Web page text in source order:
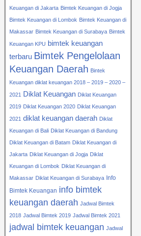
Keuangan di Jakarta Bimtek Keuangan di Jogja
Bimtek Keuangan di Lombok Bimtek Keuangan di
Makassar Bimtek Keuangan di Surabaya Bimtek
Keuangan KPU bimtek keuangan
terbaru Bimtek Pengelolaan
Keuangan Daerah Bintek
Keuangan diklat keuangan 2018 – 2019 – 2020 –
2021 Diklat Keuangan Diklat Keuangan
2019 Diklat Keuangan 2020 Diklat Keuangan
2021 diklat keuangan daerah Diklat
Keuangan di Bali Diklat Keuangan di Bandung
Diklat Keuangan di Batam Diklat Keuangan di
Jakarta Diklat Keuangan di Jogja Diklat
Keuangan di Lombok Diklat Keuangan di
Makassar Diklat Keuangan di Surabaya Info
Bimtek Keuangan info bimtek
keuangan daerah Jadwal Bimtek
2018 Jadwal Bimtek 2019 Jadwal Bimtek 2021
jadwal bimtek keuangan Jadwal